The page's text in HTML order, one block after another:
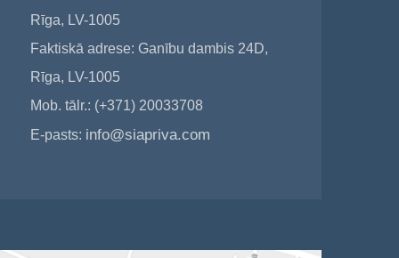
Rīga, LV-1005
Faktiskā adrese: Ganību dambis 24D,
Rīga, LV-1005
Mob. tālr.: (+371) 20033708
E-pasts: info@siapriva.com